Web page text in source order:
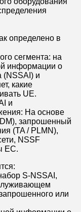
определено в
сегмента: на
информации о
(NSSAI) и
какие
UE.
и
На основе
запрошенный
(TA / PLMN),
NSSF
ЕС.
S-NSSAI,
или